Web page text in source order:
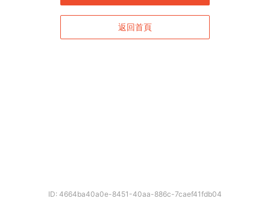
返回首頁
ID: 4664ba40a0e-8451-40aa-886c-7caef41fdb04